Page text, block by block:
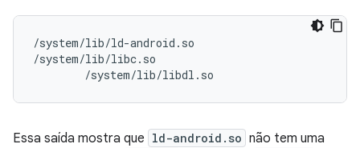
/system/lib/ld-android.so
/system/lib/libc.so
        /system/lib/libdl.so
Essa saída mostra que ld-android.so não tem uma